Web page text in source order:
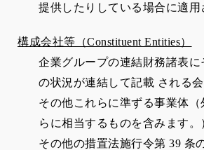
提供したりしている場合に適用
構成会社等（Constituent Entities）
企業グループの連結財務諸表
の状況が連結して記載 される
その他これらに準ずる事業体
らに相当するものを含みます。
その他の措置法施行令第 39 条